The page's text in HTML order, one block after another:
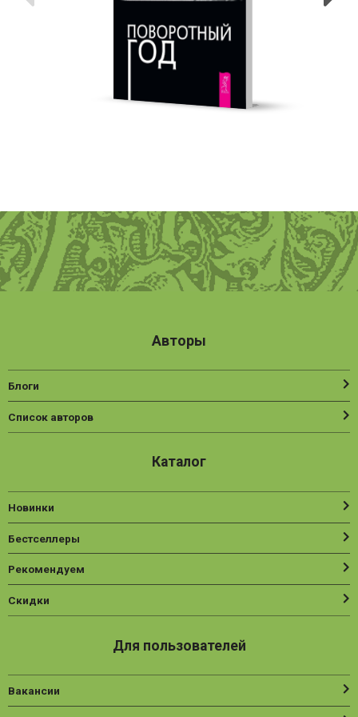
Авторы
Блоги
Список авторов
Каталог
Новинки
Бестселлеры
Рекомендуем
Скидки
Для пользователей
Вакансии